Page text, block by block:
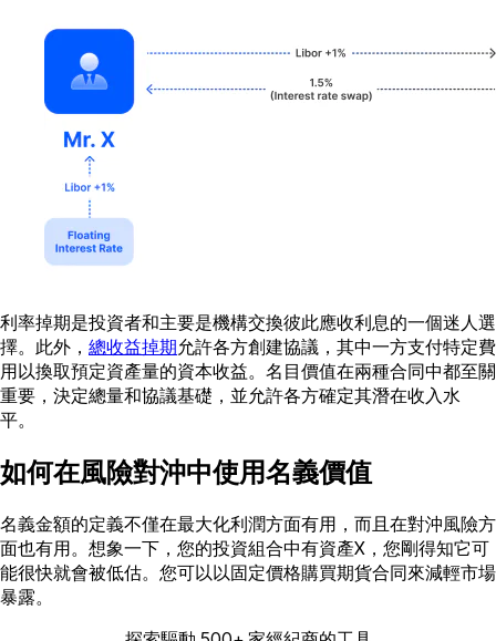
利率掉期是投資者和主要是機構交換彼此應收利息的一個迷人選
擇。此外， 總收益掉期允許各方創建協議，其中一方支付特定費
用以換取預定資產量的資本收益。名目價值在兩種合同中都至關
重要，決定總量和協議基礎，並允許各方確定其潛在收入水
平。
如何在風險對沖中使用名義價值
名義金額的定義不僅在最大化利潤方面有用，而且在對沖風險方
面也有用。想象一下，您的投資組合中有資產X，您剛得知它可
能很快就會被低估。您可以以固定價格購買期貨合同來減輕市場
暴露。